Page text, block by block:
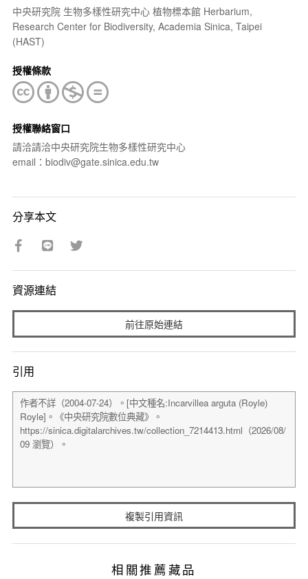
中央研究院 生物多樣性研究中心 植物標本館 Herbarium,
Research Center for Biodiversity, Academia Sinica, Taipei
(HAST)
授權條款
授權聯絡窗口
請洽請洽中央研究院生物多樣性研究中心
email：biodiv@gate.sinica.edu.tw
分享本文
資源連結
前往原始連結
引用
複製引用資訊
相關推薦藏品